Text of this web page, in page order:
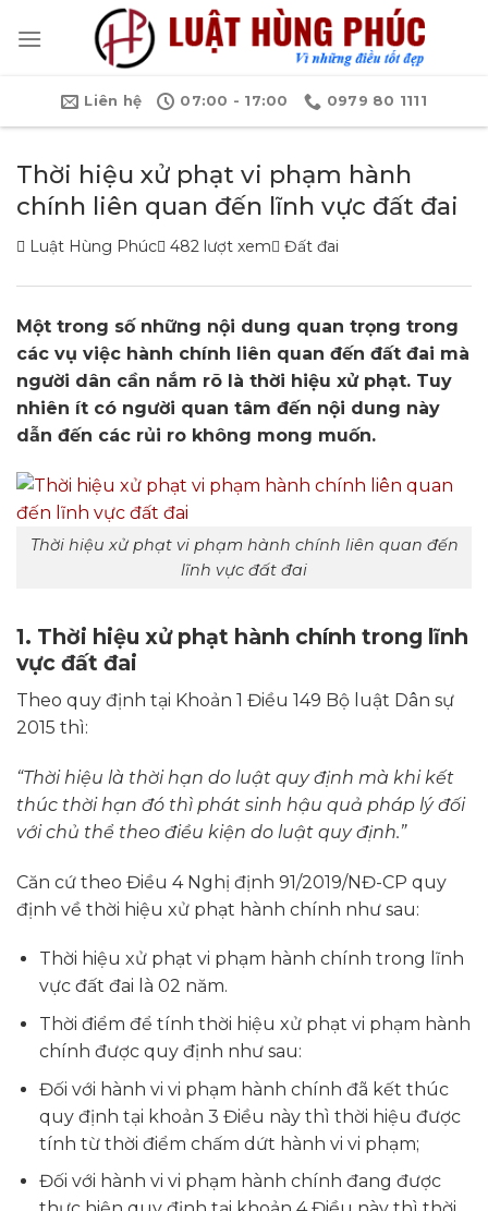
qua
Liên hệ 07:00 - 17:00 0979 80 1111
Thời hiệu xử phạt vi phạm hành
chính liên quan đến lĩnh vực đất đai
Luật Hùng Phúc 482 lượt xem Đất đai
Một trong số những nội dung quan trọng trong
các vụ việc hành chính liên quan đến đất đai mà
người dân cần nắm rõ là thời hiệu xử phạt. Tuy
nhiên ít có người quan tâm đến nội dung này
dẫn đến các rủi ro không mong muốn.
Thời hiệu xử phạt vi phạm hành chính liên quan đến
lĩnh vực đất đai
1. Thời hiệu xử phạt hành chính trong lĩnh
vực đất đai
Theo quy định tại Khoản 1 Điều 149 Bộ luật Dân sự
2015 thì:
“Thời hiệu là thời hạn do luật quy định mà khi kết
thúc thời hạn đó thì phát sinh hậu quả pháp lý đối
với chủ thể theo điều kiện do luật quy định.”
Căn cứ theo Điều 4 Nghị định 91/2019/NĐ-CP quy
định về thời hiệu xử phạt hành chính như sau:
Thời hiệu xử phạt vi phạm hành chính trong lĩnh
vực đất đai là 02 năm.
Thời điểm để tính thời hiệu xử phạt vi phạm hành
chính được quy định như sau:
Đối với hành vi vi phạm hành chính đã kết thúc
quy định tại khoản 3 Điều này thì thời hiệu được
tính từ thời điểm chấm dứt hành vi vi phạm;
Đối với hành vi vi phạm hành chính đang được